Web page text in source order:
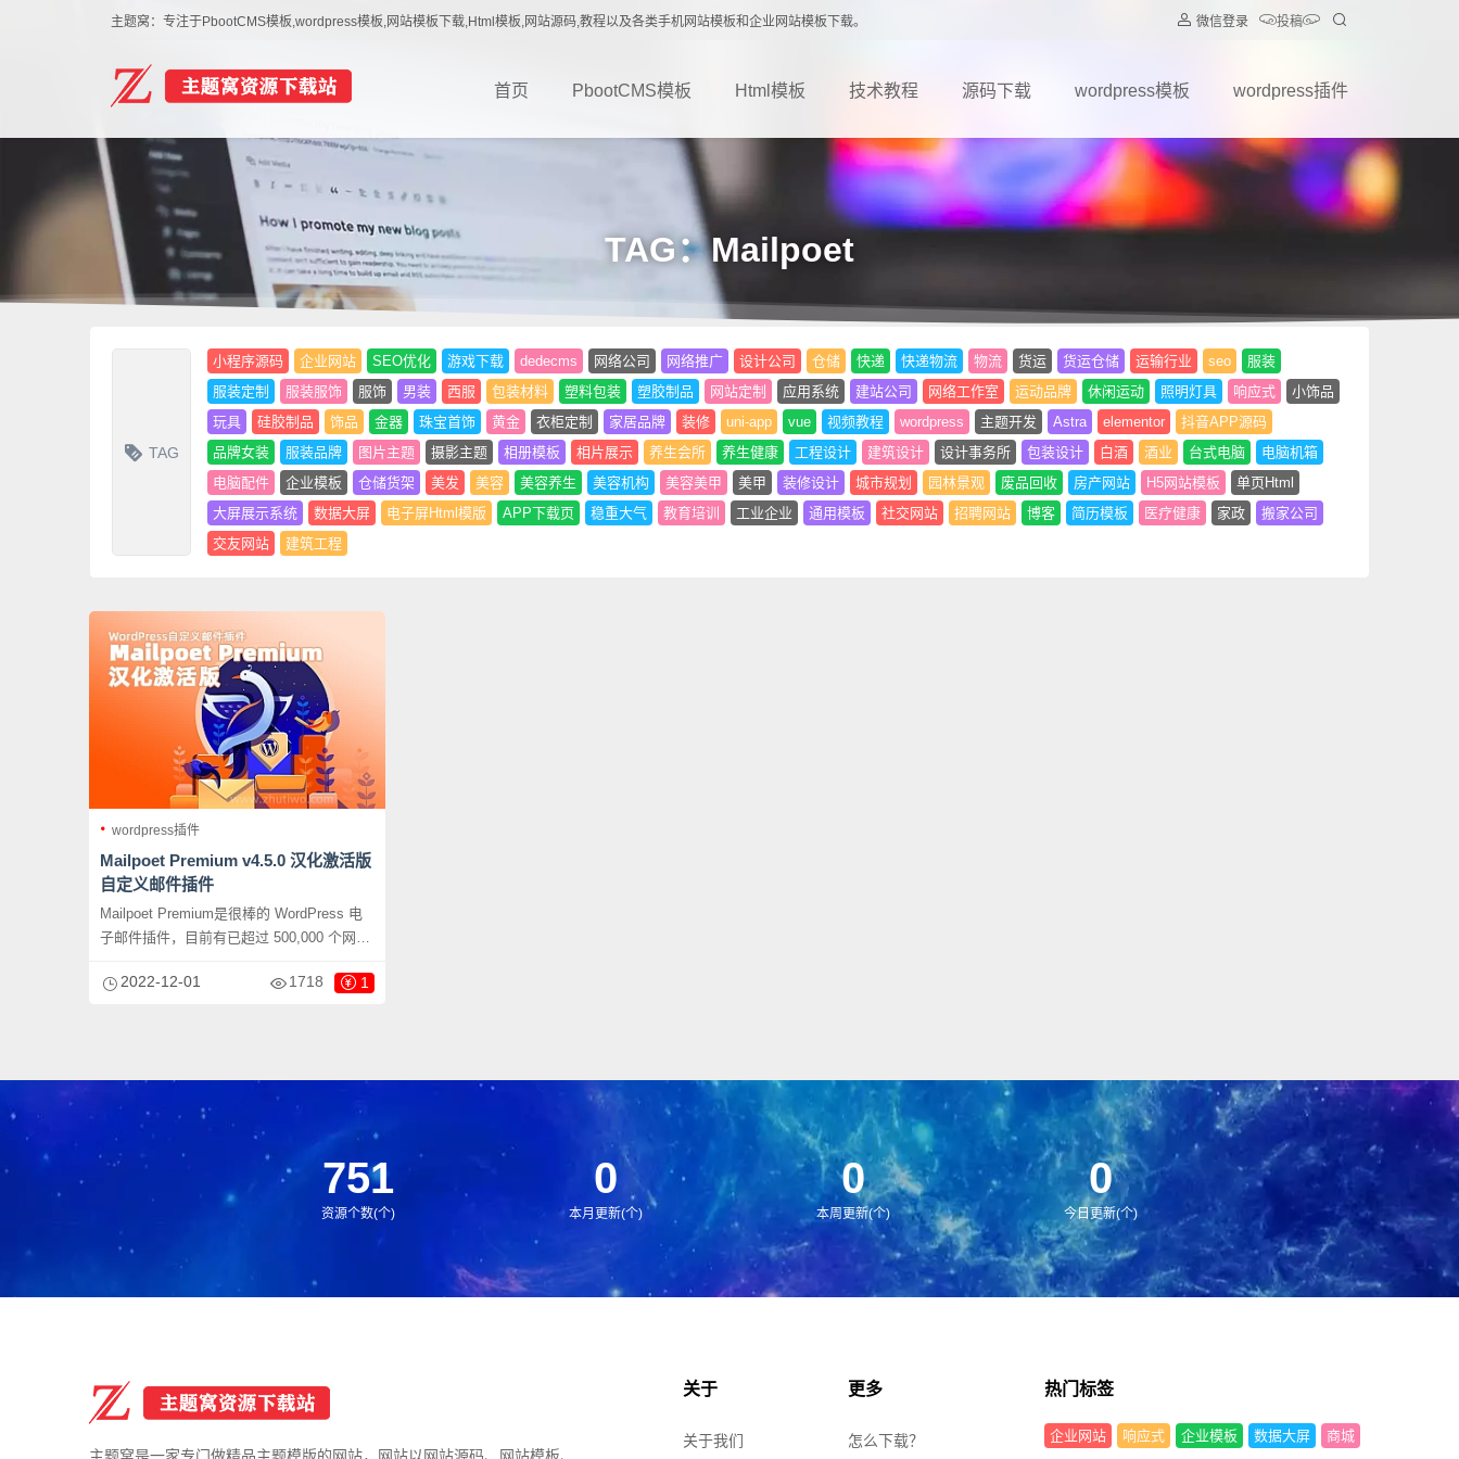
主题窝：专注于PbootCMS模板,wordpress模板,网站模板下载,Html模板,网站源码,教程以及各类手机网站模板和企业网站模板下载。 微信登录 投稿
首页 PbootCMS模板 Html模板 技术教程 源码下载 wordpress模板 wordpress插件
TAG：Mailpoet
TAG
小程序源码 企业网站 SEO优化 游戏下载 dedecms 网络公司 网络推广 设计公司 仓储 快递 快递物流 物流 货运 货运仓储 运输行业 seo
服装
服装定制
服装服饰 服饰 男装 西服 包装材料 塑料包装 塑胶制品 网站定制 应用系统 建站公司 网络工作室 运动品牌 休闲运动 照明灯具 响应式
小饰品
玩具
硅胶制品 饰品 金器 珠宝首饰 黄金 衣柜定制 家居品牌 装修 uni-app vue 视频教程 wordpress 主题开发 Astra elementor
抖音APP源码
品牌女装
服装品牌 图片主题 摄影主题 相册模板 相片展示 养生会所 养生健康 工程设计 建筑设计 设计事务所 包装设计 白酒 酒业 台式电脑
电脑机箱
电脑配件
企业模板 仓储货架 美发 美容 美容养生 美容机构 美容美甲 美甲 装修设计 城市规划 园林景观 废品回收 房产网站 H5网站模板
单页Html
大屏展示系统
数据大屏 电子屏Html模版 APP下载页 稳重大气 教育培训 工业企业 通用模板 社交网站 招聘网站 博客 简历模板 医疗健康 家政
搬家公司
交友网站
建筑工程
wordpress插件
Mailpoet Premium v4.5.0 汉化激活版
自定义邮件插件
Mailpoet Premium是很棒的 WordPress 电
子邮件插件，目前有已超过 500,000 个网站
联系，MailPoet 可与Wordpress无缝协作，
择，此外，你还可直接从您的媒体库快速添
加内容和图像。 无需将文件上传到第三方服
务，一切就绪，随时可以在您的 WordPress
仪表板中使用。
2022-12-01 1718 1
751
资源个数(个)
0
本月更新(个)
0
本周更新(个)
0
今日更新(个)
关于
关于我们
更多
怎么下载？
热门标签
企业网站 响应式 企业模板 数据大屏 商城